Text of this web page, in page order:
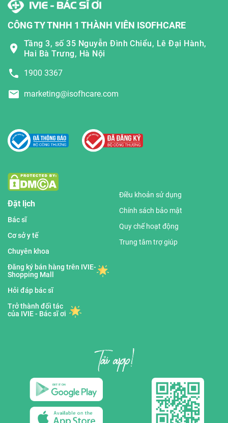
CÔNG TY TNHH 1 THÀNH VIÊN ISOFHCARE
Tầng 3, số 35 Nguyễn Đình Chiểu, Lê Đại Hành,
Hai Bà Trưng, Hà Nội
1900 3367
marketing@isofhcare.com
Đặt lịch
Bác sĩ
Cơ sở y tế
Chuyên khoa
Đăng ký bán hàng trên IVIE-
Shopping Mall
Hỏi đáp bác sĩ
Trở thành đối tác
của IVIE - Bác sĩ ơi
Điều khoản sử dụng
Chính sách bảo mật
Quy chế hoạt động
Trung tâm trợ giúp